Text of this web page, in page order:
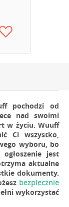
pochodzi od
nad swoimi
w życiu. Wuuff
Ci wszystko,
wyboru, bo
jest
aktualne
dokumenty.
bezpiecznie
wykorzystać